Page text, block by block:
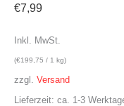
€7,99
Inkl. MwSt.
(€199,75 / 1 kg)
zzgl. Versand
Lieferzeit: ca. 1-3